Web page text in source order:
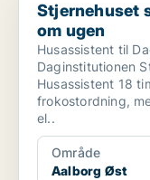
Stjernehuset
om ugen
Husassistent til
Daginstitutionen
Husassistent 18
frokostordning,
el..
Område
Aalborg Øst